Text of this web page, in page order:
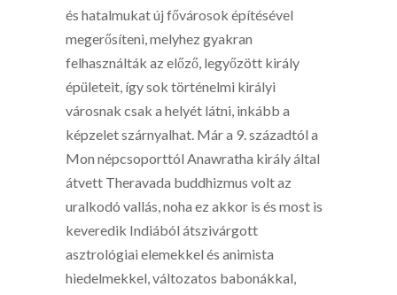
és hatalmukat új fővárosok építésével
megerősíteni, melyhez gyakran
felhasználták az előző, legyőzött király
épületeit, így sok történelmi királyi
városnak csak a helyét látni, inkább a
képzelet szárnyalhat. Már a 9. századtól a
Mon népcsoporttól Anawratha király által
átvett Theravada buddhizmus volt az
uralkodó vallás, noha ez akkor is és most is
keveredik Indiából átszivárgott
asztrológiai elemekkel és animista
hiedelmekkel, változatos babonákkal,